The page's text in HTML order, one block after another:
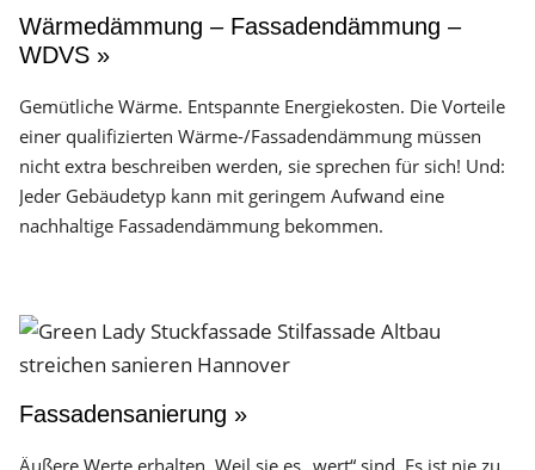
Wärmedämmung – Fassadendämmung –
WDVS »
Gemütliche Wärme. Entspannte Energiekosten. Die Vorteile
einer qualifizierten Wärme-/Fassadendämmung müssen
nicht extra beschreiben werden, sie sprechen für sich! Und:
Jeder Gebäudetyp kann mit geringem Aufwand eine
nachhaltige Fassadendämmung bekommen.
Fassadensanierung »
Äußere Werte erhalten. Weil sie es „wert“ sind. Es ist nie zu